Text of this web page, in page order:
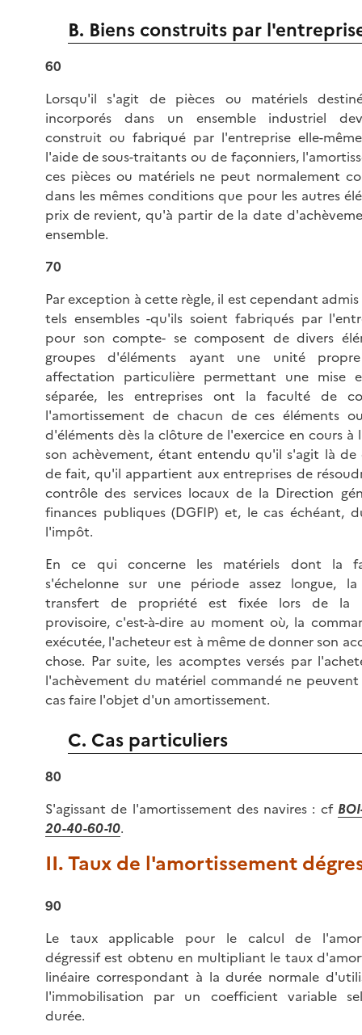
B. Biens construits par
60
Lorsqu'il s'agit de pièces ou matériels
incorporés dans un ensemble industriel
construit ou fabriqué par l'entreprise elle-
l'aide de sous-traitants ou de façonniers,
ces pièces ou matériels ne peut normalement
dans les mêmes conditions que pour les autres
prix de revient, qu'à partir de la date
ensemble.
70
Par exception à cette règle, il est cependant
tels ensembles -qu'ils soient fabriqués par
pour son compte- se composent de divers
groupes d'éléments ayant une unité
affectation particulière permettant une mise
séparée, les entreprises ont la faculté de
l'amortissement de chacun de ces éléments
d'éléments dès la clôture de l'exercice en cours à
son achèvement, étant entendu qu'il s'agit là de
de fait, qu'il appartient aux entreprises de
contrôle des services locaux de la Direction
finances publiques (DGFIP) et, le cas échéant,
l'impôt.
En ce qui concerne les matériels dont la
s'échelonne sur une période assez longue,
transfert de propriété est fixée lors de la
provisoire, c'est-à-dire au moment où, la
exécutée, l'acheteur est à même de donner son
chose. Par suite, les acomptes versés par
l'achèvement du matériel commandé ne
cas faire l'objet d'un amortissement.
C. Cas particuliers
80
S'agissant de l'amortissement des navires : cf
20-40-60-10.
II. Taux de l'amortissement
90
Le taux applicable pour le calcul de
dégressif est obtenu en multipliant le taux
linéaire correspondant à la durée normale
l'immobilisation par un coefficient variable
durée.